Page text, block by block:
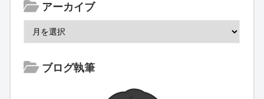
アーカイブ
ブログ執筆